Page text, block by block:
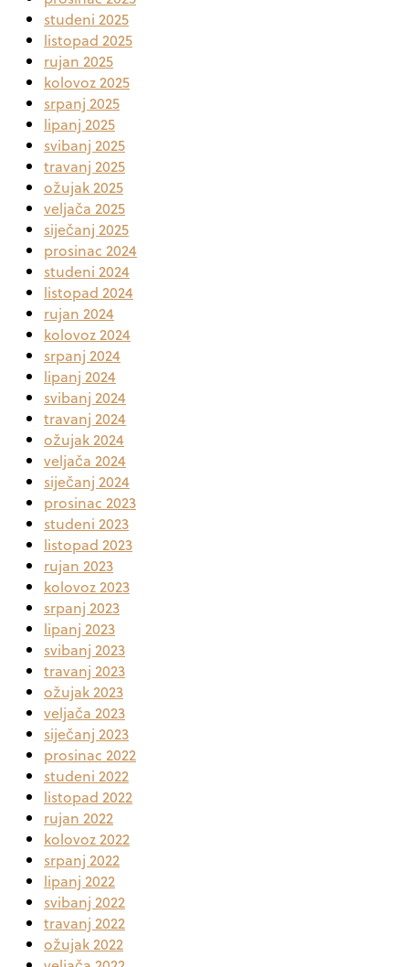
studeni 2025
listopad 2025
rujan 2025
kolovoz 2025
srpanj 2025
lipanj 2025
svibanj 2025
travanj 2025
ožujak 2025
veljača 2025
siječanj 2025
prosinac 2024
studeni 2024
listopad 2024
rujan 2024
kolovoz 2024
srpanj 2024
lipanj 2024
svibanj 2024
travanj 2024
ožujak 2024
veljača 2024
siječanj 2024
prosinac 2023
studeni 2023
listopad 2023
rujan 2023
kolovoz 2023
srpanj 2023
lipanj 2023
svibanj 2023
travanj 2023
ožujak 2023
veljača 2023
siječanj 2023
prosinac 2022
studeni 2022
listopad 2022
rujan 2022
kolovoz 2022
srpanj 2022
lipanj 2022
svibanj 2022
travanj 2022
ožujak 2022